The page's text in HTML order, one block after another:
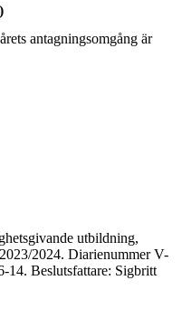
antagningsomgång är
utbildning,
2024. Diarienummer V-
14. Beslutsfattare: Sigbritt